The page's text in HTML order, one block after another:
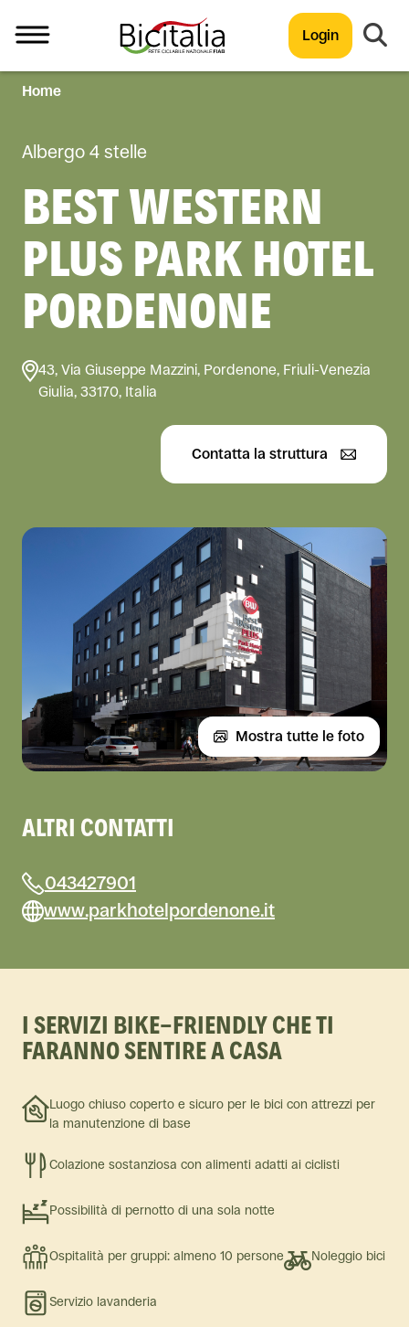
Login
TUTTO
Home
Albergo 4 stelle
BEST WESTERN
PLUS PARK HOTEL
PORDENONE
43, Via Giuseppe Mazzini, Pordenone, Friuli-Venezia
Giulia, 33170, Italia
Contatta la struttura
Mostra tutte le foto
ALTRI CONTATTI
043427901
www.parkhotelpordenone.it
I SERVIZI BIKE-FRIENDLY CHE TI
FARANNO SENTIRE A CASA
Luogo chiuso coperto e sicuro per le bici con attrezzi per
la manutenzione di base
Colazione sostanziosa con alimenti adatti ai ciclisti
Possibilità di pernotto di una sola notte
Ospitalità per gruppi: almeno 10 persone Noleggio bici
Servizio lavanderia